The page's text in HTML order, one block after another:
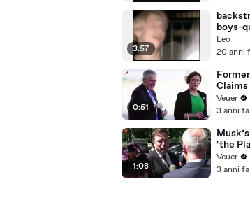
3:57
boys-
Leo
20 anni
0:51
Claims
Was
Make a
Trump
Veuer
3 anni fa
1:08
‘the
With the
Veuer
3 anni fa